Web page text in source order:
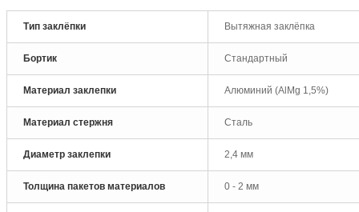
Тип заклёпки Вытяжная заклёпка
Бортик Стандартный
Материал заклепки Алюминий (AlMg 1,5%)
Материал стержня Сталь
Диаметр заклепки 2,4 мм
Толщина пакетов материалов 0 - 2 мм